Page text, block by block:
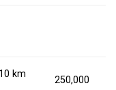
10 km
250,000